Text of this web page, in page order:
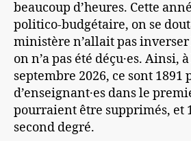
beaucoup d’heures. Cette
politico-budgétaire, on se
ministère n’allait pas
on n’a pas été déçu·es. Ainsi,
septembre 2026, ce sont 1891
d’enseignant·es dans le
pourraient être supprimés, et
second degré.